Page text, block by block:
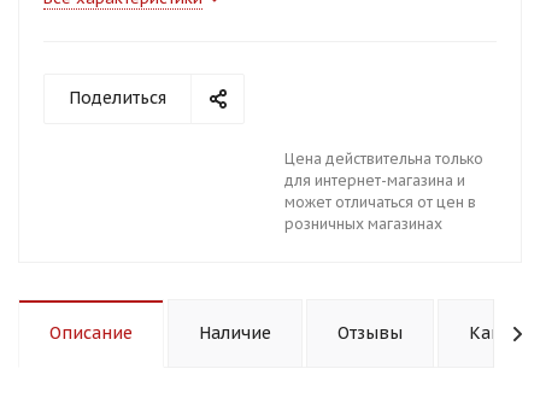
Поделиться
Цена действительна только
для интернет-магазина и
может отличаться от цен в
розничных магазинах
Описание Наличие Отзывы Как